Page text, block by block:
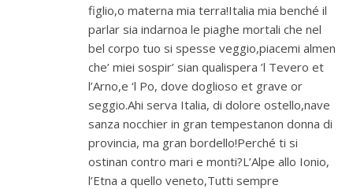
figlio,o materna mia terra!Italia mia benché il
parlar sia indarnoa le piaghe mortali che nel
bel corpo tuo si spesse veggio,piacemi almen
che’ miei sospir’ sian qualispera ’l Tevero et
l’Arno,e ‘l Po, dove doglioso et grave or
seggio.Ahi serva Italia, di dolore ostello,nave
sanza nocchier in gran tempestanon donna di
provincia, ma gran bordello!Perché ti si
ostinan contro mari e monti?L’Alpe allo Ionio,
l’Etna a quello veneto,Tutti sempre